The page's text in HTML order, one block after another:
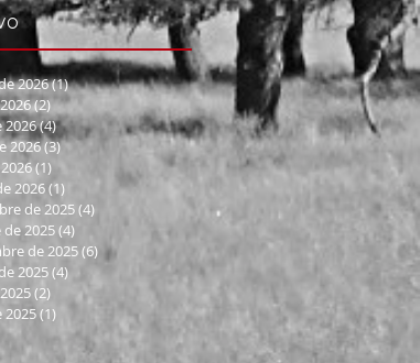
2026(1)1 entrada
(2)2 entradas
2026(4)4 entradas
2026(3)3 entradas
(1)
2026(1) 1 entrada
de 2025(4)
2025(4) 4 entradas
de 2025(6) 6 entradas
2025(4) 4 entradas
(2) 2 entradas
2025(1)